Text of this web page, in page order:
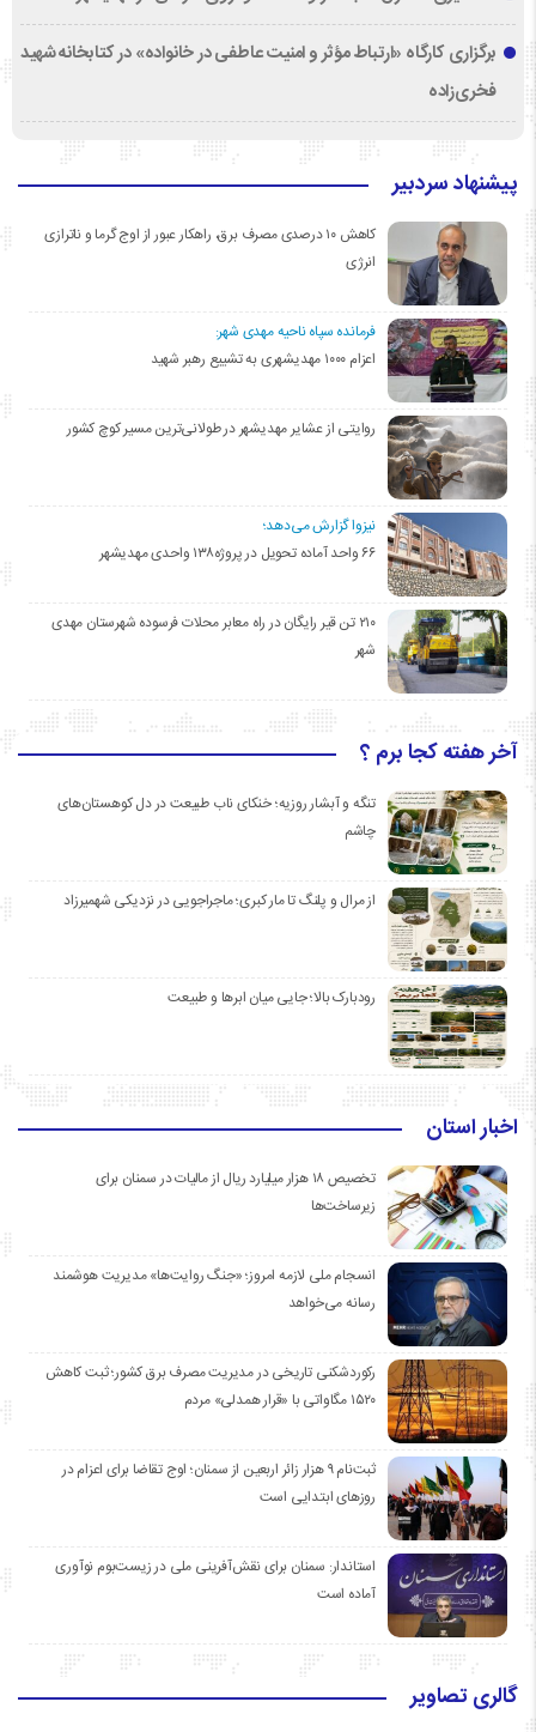
برگزاری کارگاه «ارتباط مؤثر و امنیت عاطفی در خانواده» در کتابخانه شهید
فخری‌زاده
پیشنهاد سردبیر
کاهش ۱۰ درصدی مصرف برق، راهکار عبور از اوج گرما و ناترازی
انرژی
فرمانده سپاه ناحیه مهدی شهر:
اعزام ۱۰۰۰ مهدیشهری به تشییع رهبر شهید
روایتی از عشایر مهدیشهر در طولانی‌ترین مسیر کوچ کشور
نیزوا گزارش می‌دهد؛
۶۶ واحد آماده تحویل در پروژه۱۳۸ واحدی مهدیشهر
۲۱۰ تن قیر رایگان در راه معابر محلات فرسوده شهرستان مهدی
شهر
آخر هفته کجا برم ؟
تنگه و آبشار روزیه؛ خنکای ناب طبیعت در دل کوهستان‌های
چاشم
از مرال و پلنگ تا مار کبری؛ ماجراجویی در نزدیکی شهمیرزاد
رودبارک بالا؛ جایی میان ابرها و طبیعت
اخبار استان
تخصیص ۱۸ هزار میلیارد ریال از مالیات در سمنان برای
زیرساخت‌ها
انسجام ملی لازمه امروز؛ «جنگ روایت‌ها» مدیریت هوشمند
رسانه می‌خواهد
رکوردشکنی تاریخی در مدیریت مصرف برق کشور؛ ثبت کاهش
۱۵۲۰ مگاواتی با «قرار همدلی» مردم
ثبت‌نام ۹ هزار زائر اربعین از سمنان؛ اوج تقاضا برای اعزام در
روزهای ابتدایی است
استاندار: سمنان برای نقش‌آفرینی ملی در زیست‌بوم نوآوری
آماده است
گالری تصاویر